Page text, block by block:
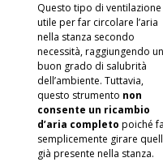
Questo tipo di ventilazione
utile per far circolare l’aria
nella stanza secondo
necessità, raggiungendo un
buon grado di salubrità
dell’ambiente. Tuttavia,
questo strumento non
consente un ricambio
d’aria completo poiché fa
semplicemente girare
già presente nella stanza.